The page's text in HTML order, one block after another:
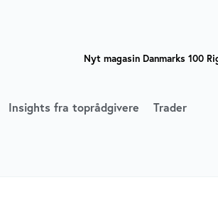
Nyt magasin Danmarks 100
Insights fra toprådgivere
Trader